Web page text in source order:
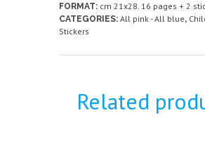
FORMAT: cm 21x28. 16 pages + 2
CATEGORIES: All pink - All blue,
Stickers
Related